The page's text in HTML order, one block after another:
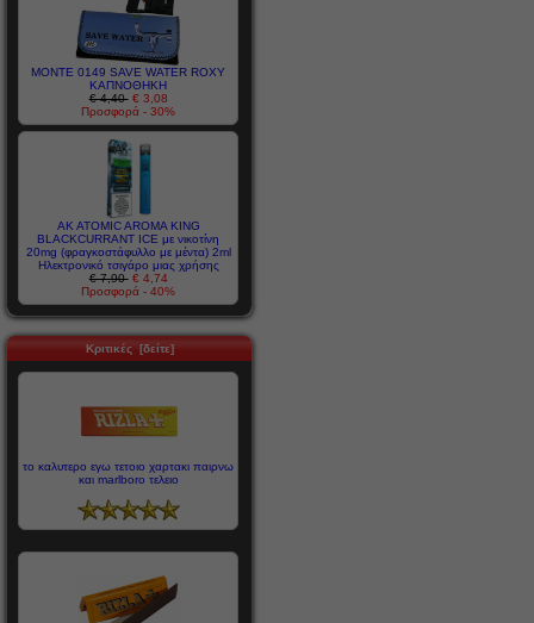
MONTE 0149 SAVE WATER ROXY
ΚΑΠΝΟΘΗΚΗ
€ 4,40 € 3,08
Προσφορά - 30%
AK ATOMIC AROMA KING
BLACKCURRANT ICE με νικοτίνη
20mg (φραγκοστάφυλλο με μέντα) 2ml
Ηλεκτρονικό τσιγάρο μιας χρήσης
€ 7,90 € 4,74
Προσφορά - 40%
Κριτικές [δείτε]
το καλυτερο εγω τετοιο χαρτακι παιρνω
και marlboro τελειο